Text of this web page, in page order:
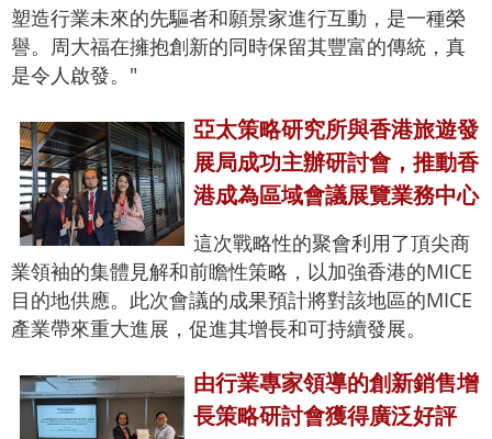
塑造行業未來的先驅者和願景家進行互動，是一種榮
譽。周大福在擁抱創新的同時保留其豐富的傳統，真
是令人啟發。"
亞太策略研究所與香港旅遊發
展局成功主辦研討會，推動香
港成為區域會議展覽業務中心
這次戰略性的聚會利用了頂尖商
業領袖的集體見解和前瞻性策略，以加強香港的MICE
目的地供應。此次會議的成果預計將對該地區的MICE
產業帶來重大進展，促進其增長和可持續發展。
由行業專家領導的創新銷售增
長策略研討會獲得廣泛好評